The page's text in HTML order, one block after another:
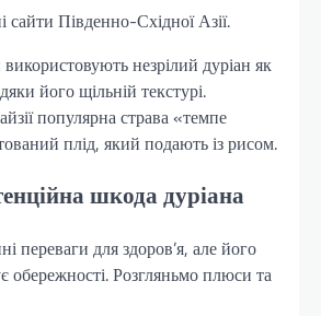
сайти Південно-Східної Азії.
незрілий дуріан як
його щільній текстурі.
популярна страва «темпе
плід, який подають із рисом.
шкода дуріана
переваги для здоров’я, але його
обережності. Розгляньмо плюси та